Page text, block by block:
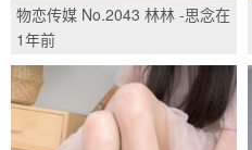
物恋传媒 No.2043 林林 -思念在
发烫/(150P)
1年前